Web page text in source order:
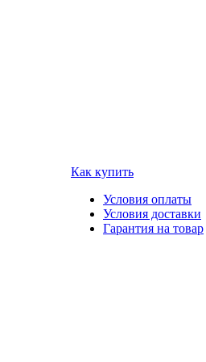
Как купить
Условия оплаты
Условия доставки
Гарантия на товар